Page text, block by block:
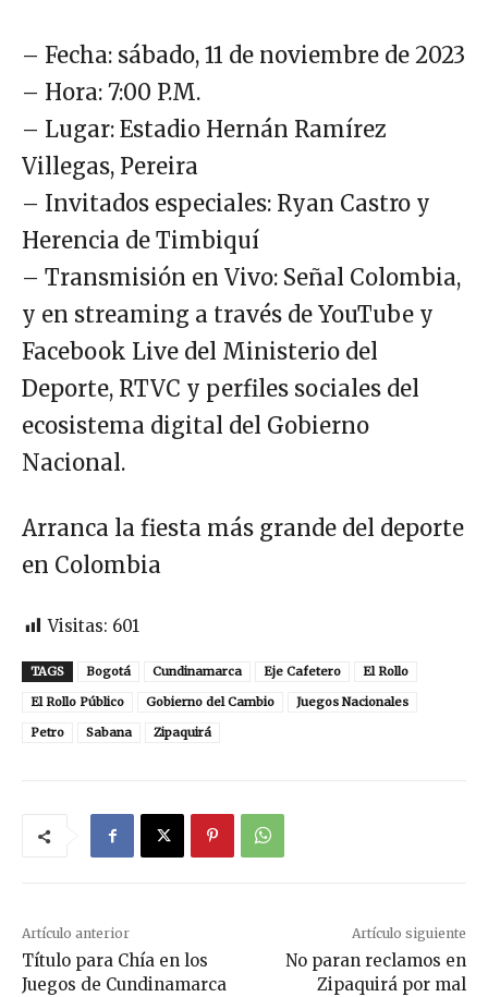
– Fecha: sábado, 11 de noviembre de 2023
– Hora: 7:00 P.M.
– Lugar: Estadio Hernán Ramírez
Villegas, Pereira
– Invitados especiales: Ryan Castro y
Herencia de Timbiquí
– Transmisión en Vivo: Señal Colombia,
y en streaming a través de YouTube y
Facebook Live del Ministerio del
Deporte, RTVC y perfiles sociales del
ecosistema digital del Gobierno
Nacional.
Arranca la fiesta más grande del deporte
en Colombia
Visitas: 601
TAGS Bogotá Cundinamarca Eje Cafetero
El Rollo
El Rollo Público
Gobierno del Cambio
Juegos Nacionales
Petro
Sabana Zipaquirá
Artículo anterior
Título para Chía en los
Juegos de Cundinamarca
Artículo siguiente
No paran reclamos en
Zipaquirá por mal